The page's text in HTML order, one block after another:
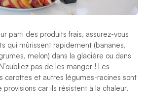
parti des produits frais, assurez-vous
qui mûrissent rapidement (bananes,
melon) dans la glacière ou dans
pas de les manger ! Les
carottes et autres légumes-racines sont
provisions car ils résistent à la chaleur.